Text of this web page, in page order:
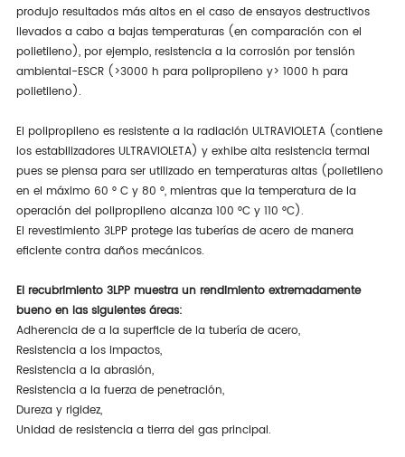
produjo resultados más altos en el caso de ensayos destructivos
llevados a cabo a bajas temperaturas (en comparación con el
polietileno), por ejemplo, resistencia a la corrosión por tensión
ambiental-ESCR (>3000 h para polipropileno y> 1000 h para
polietileno).
El polipropileno es resistente a la radiación ULTRAVIOLETA (contiene
los estabilizadores ULTRAVIOLETA) y exhibe alta resistencia termal
pues se piensa para ser utilizado en temperaturas altas (polietileno
en el máximo 60 ° C y 80 °, mientras que la temperatura de la
operación del polipropileno alcanza 100 °C y 110 °C).
El revestimiento 3LPP protege las tuberías de acero de manera
eficiente contra daños mecánicos.
El recubrimiento 3LPP muestra un rendimiento extremadamente
bueno en las siguientes áreas:
Adherencia de a la superficie de la tubería de acero,
Resistencia a los impactos,
Resistencia a la abrasión,
Resistencia a la fuerza de penetración,
Dureza y rigidez,
Unidad de resistencia a tierra del gas principal.